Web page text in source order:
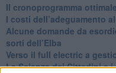
​Il cronoprogramma
​I costi dell’adeguamento
Alcune domande da
sorti dell’Elba
Verso il full electric a
​La Scienza dei Cittadini e i